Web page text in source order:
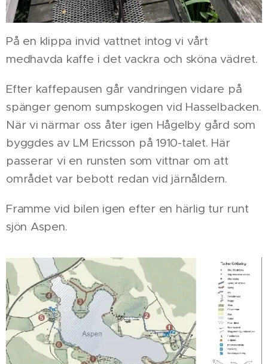
På en klippa invid vattnet intog vi vårt
medhavda kaffe i det vackra och sköna vädret.
Efter kaffepausen går vandringen vidare på
spänger genom sumpskogen vid Hasselbacken.
När vi närmar oss åter igen Hågelby gård som
byggdes av LM Ericsson på 1910-talet. Här
passerar vi en runsten som vittnar om att
området var bebott redan vid järnåldern.
Framme vid bilen igen efter en härlig tur runt
sjön Aspen.